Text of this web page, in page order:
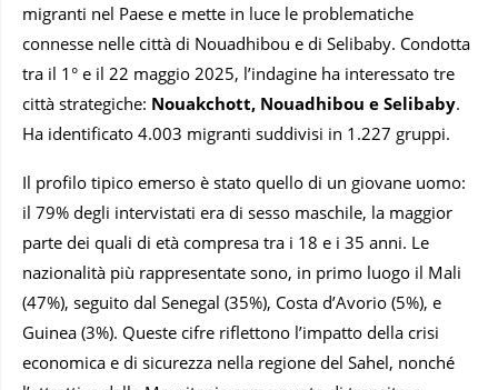
migranti nel Paese e mette in luce le problematiche
connesse nelle città di Nouadhibou e di Selibaby. Condotta
tra il 1° e il 22 maggio 2025, l’indagine ha interessato tre
città strategiche: Nouakchott, Nouadhibou e Selibaby.
Ha identificato 4.003 migranti suddivisi in 1.227 gruppi.
Il profilo tipico emerso è stato quello di un giovane uomo:
il 79% degli intervistati era di sesso maschile, la maggior
parte dei quali di età compresa tra i 18 e i 35 anni. Le
nazionalità più rappresentate sono, in primo luogo il Mali
(47%), seguito dal Senegal (35%), Costa d’Avorio (5%), e
Guinea (3%). Queste cifre riflettono l’impatto della crisi
economica e di sicurezza nella regione del Sahel, nonché